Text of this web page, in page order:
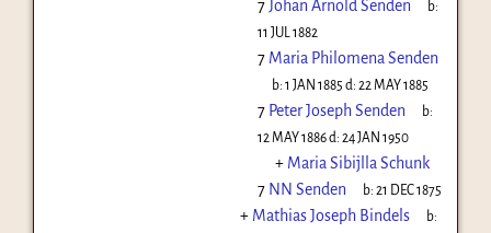
7Johan Arnold Senden
b:
11 JUL 1882
7 Maria Philomena Senden
b:1 JAN 1885 d:22 MAY 1885
7 Peter Joseph Senden
b:
12 MAY 1886d: 24 JAN 1950
+ Maria Sibijlla Schunk
7 NN Senden b:21 DEC 1875
+ Mathias Joseph Bindels
b: